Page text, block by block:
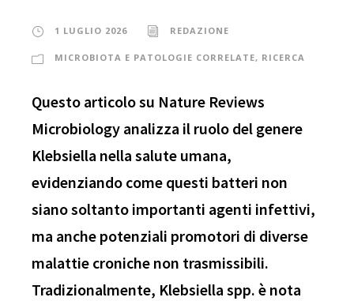
1 LUGLIO 2026 REDAZIONE
MICROBIOTA E PATOLOGIE CORRELATE, RICERCA
Questo articolo su Nature Reviews
Microbiology analizza il ruolo del genere
Klebsiella nella salute umana,
evidenziando come questi batteri non
siano soltanto importanti agenti infettivi,
ma anche potenziali promotori di diverse
malattie croniche non trasmissibili.
Tradizionalmente, Klebsiella spp. è nota